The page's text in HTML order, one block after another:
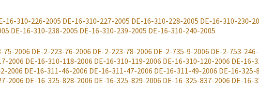
16-310-226-2005 DE-16-310-227-2005 DE-16-310-228-2005 DE-16-310-230-
DE-16-310-238-2005 DE-16-310-239-2005 DE-16-310-240-2005
75-2006 DE-2-223-76-2006 DE-2-223-78-2006 DE-2-735-9-2006 DE-2-753-
2006 DE-16-310-118-2006 DE-16-310-119-2006 DE-16-310-120-2006 DE-16-
2006 DE-16-311-46-2006 DE-16-311-47-2006 DE-16-311-49-2006 DE-16-325-
2006 DE-16-325-828-2006 DE-16-325-829-2006 DE-16-325-837-2006 DE-16-